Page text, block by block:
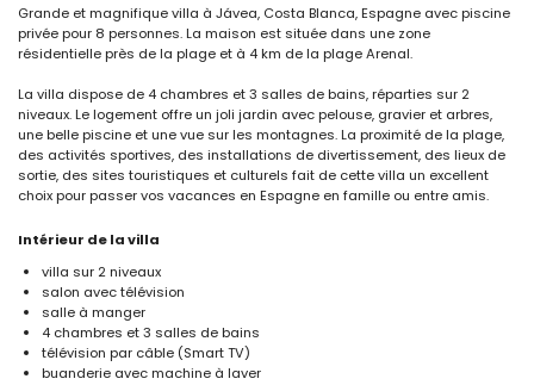
Grande et magnifique villa à Jávea, Costa Blanca, Espagne avec piscine
privée pour 8 personnes. La maison est située dans une zone
résidentielle près de la plage et à 4 km de la plage Arenal.
La villa dispose de 4 chambres et 3 salles de bains, réparties sur 2
niveaux. Le logement offre un joli jardin avec pelouse, gravier et arbres,
une belle piscine et une vue sur les montagnes. La proximité de la plage,
des activités sportives, des installations de divertissement, des lieux de
sortie, des sites touristiques et culturels fait de cette villa un excellent
choix pour passer vos vacances en Espagne en famille ou entre amis.
Intérieur de la villa
villa sur 2 niveaux
salon avec télévision
salle à manger
4 chambres et 3 salles de bains
télévision par câble (Smart TV)
buanderie avec machine à laver